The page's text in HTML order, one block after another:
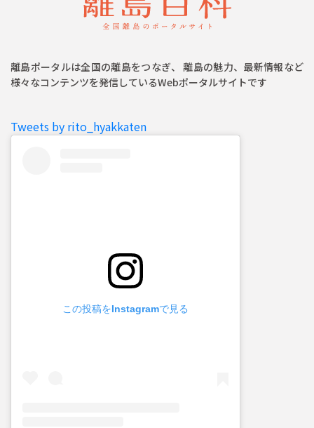
離島ポータルは全国の離島をつなぎ、 離島の魅力、最新情報など
様々なコンテンツを発信しているWebポータルサイトです
Tweets by rito_hyakkaten
この投稿をInstagramで見る